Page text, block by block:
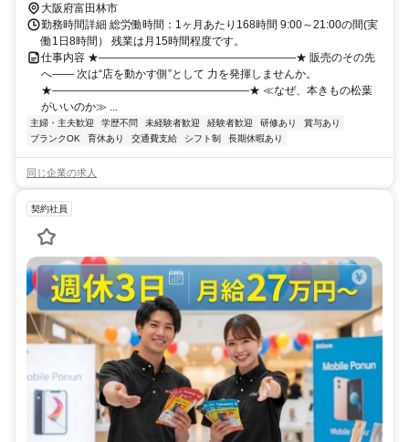
大阪府富田林市
勤務時間詳細 総労働時間：1ヶ月あたり168時間 9:00～21:00の間(実
働1日8時間） 残業は月15時間程度です。
仕事内容 ★――――――――――――――――――★ 販売のその先
へ―― 次は“店を動かす側”として 力を発揮しませんか。
★――――――――――――――――――★ ≪なぜ、本きもの松葉
がいいのか≫ ...
主婦・主夫歓迎 学歴不問 未経験者歓迎 経験者歓迎 研修あり
賞与あり
ブランクOK
育休あり 交通費支給 シフト制 長期休暇あり
同じ企業の求人
契約社員